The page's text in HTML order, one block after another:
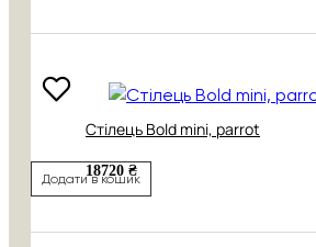
Стілець Bold mini, parrot
18720 ₴
Додати в кошик